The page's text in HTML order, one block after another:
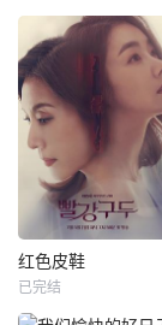
红色皮鞋
已完结